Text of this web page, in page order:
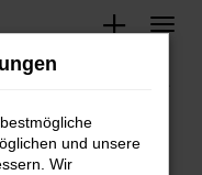
und unsere
Wir